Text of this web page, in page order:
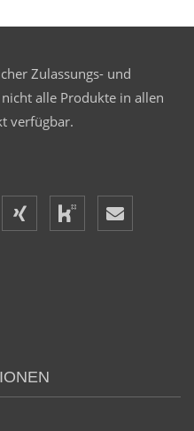
Zulassungs- und
alle Produkte in allen
verfügbar.